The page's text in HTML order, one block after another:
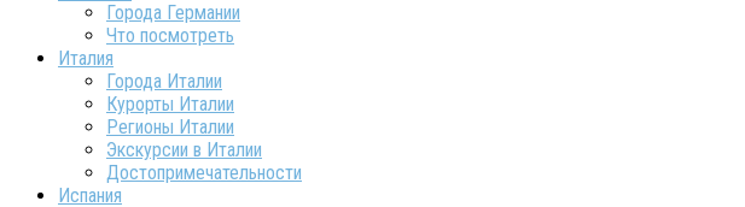
Города Германии
Что посмотреть
Италия
Города Италии
Курорты Италии
Регионы Италии
Экскурсии в Италии
Достопримечательности
Испания